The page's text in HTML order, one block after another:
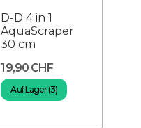
D-D 4 in 1
AquaScraper
30 cm
19,90 CHF
Auf Lager (3)